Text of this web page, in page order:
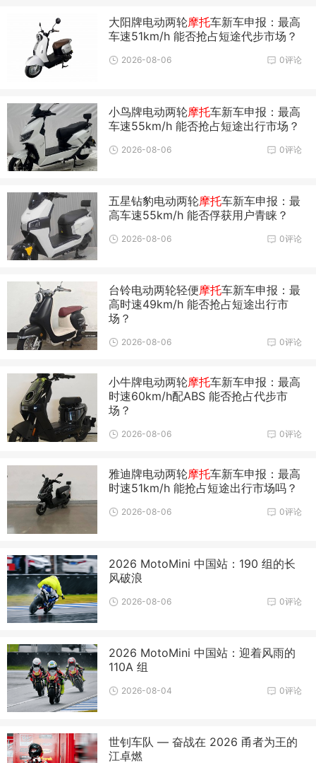
大阳牌电动两轮摩托车新车申报：最高
车速51km/h 能否抢占短途代步市场？
0评论
2026-08-06
小鸟牌电动两轮摩托车新车申报：最高
车速55km/h 能否抢占短途出行市场？
0评论
2026-08-06
五星钻豹电动两轮摩托车新车申报：最
高车速55km/h 能否俘获用户青睐？
0评论
2026-08-06
台铃电动两轮轻便摩托车新车申报：最
高时速49km/h 能否抢占短途出行市
场？
0评论
2026-08-06
小牛牌电动两轮摩托车新车申报：最高
时速60km/h配ABS 能否抢占代步市
场？
0评论
2026-08-06
雅迪牌电动两轮摩托车新车申报：最高
时速51km/h 能抢占短途出行市场吗？
0评论
2026-08-06
2026 MotoMini 中国站：190 组的长
风破浪
0评论
2026-08-06
2026 MotoMini 中国站：迎着风雨的
110A 组
0评论
2026-08-04
世钊车队 — 奋战在 2026 甬者为王的
江卓燃